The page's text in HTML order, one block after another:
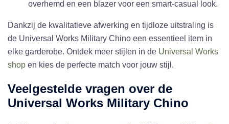
overhemd en een blazer voor een smart-casual look.
Dankzij de kwalitatieve afwerking en tijdloze uitstraling is
de Universal Works Military Chino een essentieel item in
elke garderobe. Ontdek meer stijlen in de Universal Works
shop en kies de perfecte match voor jouw stijl.
Veelgestelde vragen over de
Universal Works Military Chino